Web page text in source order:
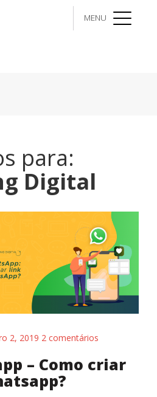
MENU
para:
Digital
2, 2019 2 comentários
– Como criar